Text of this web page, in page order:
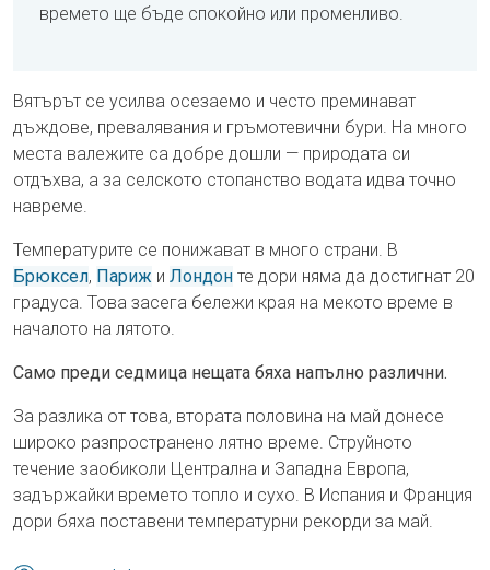
времето ще бъде спокойно или променливо.
Вятърът се усилва осезаемо и често преминават
дъждове, превалявания и гръмотевични бури. На много
места валежите са добре дошли — природата си
отдъхва, а за селското стопанство водата идва точно
навреме.
Температурите се понижават в много страни. В
Брюксел, Париж и Лондон те дори няма да достигнат 20
градуса. Това засега бележи края на мекото време в
началото на лятото.
Само преди седмица нещата бяха напълно различни.
За разлика от това, втората половина на май донесе
широко разпространено лятно време. Струйното
течение заобиколи Централна и Западна Европа,
задържайки времето топло и сухо. В Испания и Франция
дори бяха поставени температурни рекорди за май.